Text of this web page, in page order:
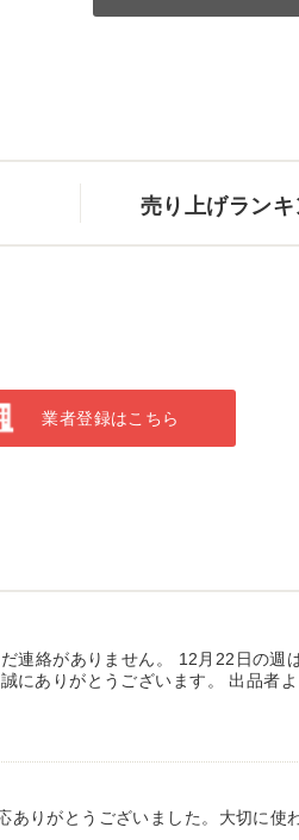
売り上げラン
業者登録はこちら
連絡がありません。 12月22日の週
にありがとうございます。 出品者
りがとうございました。大切に使